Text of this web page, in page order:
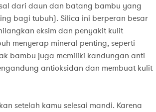
dari daun dan batang bambu yang
bagi tubuh). Silica ini berperan besar
eksim dan penyakit kulit
menyerap mineral penting, seperti
bambu juga memiliki kandungan anti
antioksidan dan membuat kulit
setelah kamu selesai mandi. Karena